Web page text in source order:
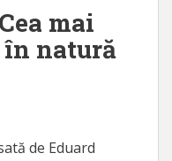
mai
natură
de Eduard